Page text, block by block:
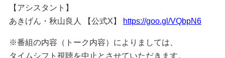
【アシスタント】
あきげん・秋山良人 【公式X】 https://goo.gl/VQbpN6
※番組の内容（トーク内容）によりましては、
タイムシフト視聴を中止とさせていただきます。